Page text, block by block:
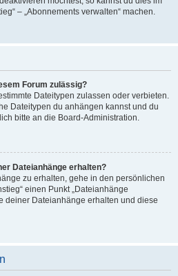
– „Abonnements verwalten“ machen.
Forum zulässig?
Dateitypen zulassen oder verbieten.
Dateitypen du anhängen kannst und du
bitte an die Board-Administration.
Dateianhänge erhalten?
zu erhalten, gehe in den persönlichen
einen Punkt „Dateianhänge
deiner Dateianhänge erhalten und diese